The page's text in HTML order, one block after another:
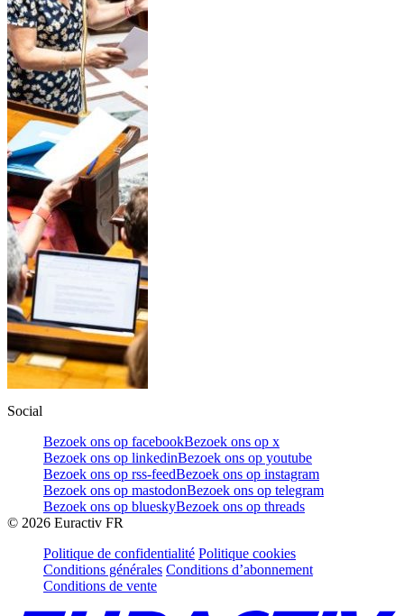
Social
Bezoek ons op facebookBezoek ons op x
Bezoek ons op linkedinBezoek ons op youtube
Bezoek ons op rss-feedBezoek ons op instagram
Bezoek ons op mastodonBezoek ons op telegram
Bezoek ons op blueskyBezoek ons op threads
© 2026 Euractiv FR
Politique de confidentialité Politique cookies
Conditions générales Conditions d’abonnement
Conditions de vente